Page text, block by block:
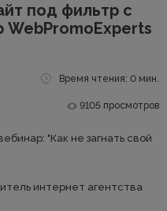
под фильтр с
WebPromoExperts
Время чтения: 0 мин.
9105 просмотров
"Как не загнать свой
интернет агентства